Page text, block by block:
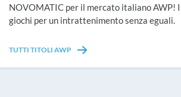
NOVOMATIC per il mercato italiano AWP!
giochi per un intrattenimento senza eguali.
TUTTI TITOLI AWP